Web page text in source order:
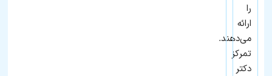
را
ارائه
می‌دهند.
تمرکز
دکتر